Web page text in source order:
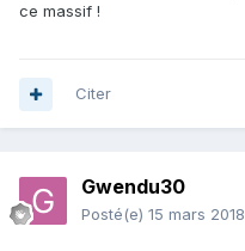
ce massif !
Citer
Gwendu30
Posté(e) 15 mars 2018